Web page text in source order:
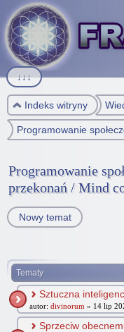
↓↓↓
Indeks witryny
Programowanie
Programowanie
przekonań / Mind
Nowy temat
Tematy
Sztuczna
autor: divinorum » 14 lip
Sprzeciw